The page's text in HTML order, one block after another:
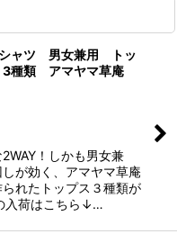
シャツ 男女兼用 トッ
種類 アマヤマ草庵
！しかも男女兼
が効く、アマヤマ草庵
れたトップス３種類が
入荷はこちら↓…